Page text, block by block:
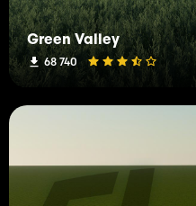
Green Valley
68 740